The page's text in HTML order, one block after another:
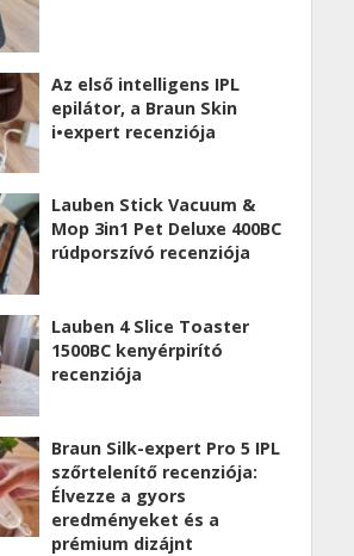
Az első intelligens IPL
epilátor, a Braun Skin
i•expert recenziója
Lauben Stick Vacuum &
Mop 3in1 Pet Deluxe 400BC
rúdporszívó recenziója
Lauben 4 Slice Toaster
1500BC kenyérpirító
recenziója
Braun Silk-expert Pro 5 IPL
szőrtelenítő recenziója:
Élvezze a gyors
eredményeket és a
prémium dizájnt